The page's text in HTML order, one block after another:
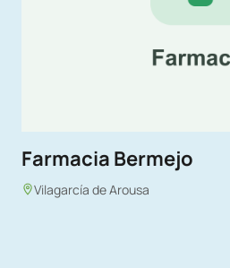
Farmacia Bermejo
Vilagarcía de Arousa